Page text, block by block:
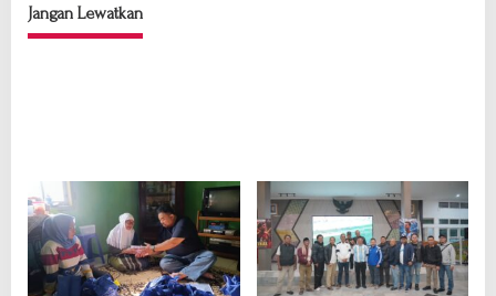
g
a
s
Jangan Lewatkan